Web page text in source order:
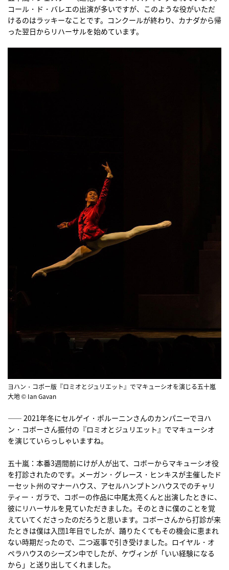
コール・ド・バレエの出演が多いですが、このような役がいただ
けるのはラッキーなことです。コンクールが終わり、カナダから帰
った翌日からリハーサルを始めています。
ヨハン・コボー版『ロミオとジュリエット』でマキューシオを演じる五十嵐
大地 © Ian Gavan
―― 2021年冬にセルゲイ・ポルーニンさんのカンパニーでヨハ
ン・コボーさん振付の『ロミオとジュリエット』でマキューシオ
を演じていらっしゃいますね。
五十嵐：本番3週間前にけが人が出て、コボーからマキューシオ役
を打診されたのです。メーガン・グレース・ヒンキスが主催したド
ーセット州のマナーハウス、アセルハンプトンハウスでのチャリ
ティー・ガラで、コボーの作品に中尾太亮くんと出演したときに、
彼にリハーサルを見ていただきました。そのときに僕のことを覚
えていてくださったのだろうと思います。コボーさんから打診が来
たときは僕は入団1年目でしたが、踊りたくてもその機会に恵まれ
ない時期だったので、二つ返事で引き受けました。ロイヤル・オ
ペラハウスのシーズン中でしたが、ケヴィンが「いい経験になる
から」と送り出してくれました。